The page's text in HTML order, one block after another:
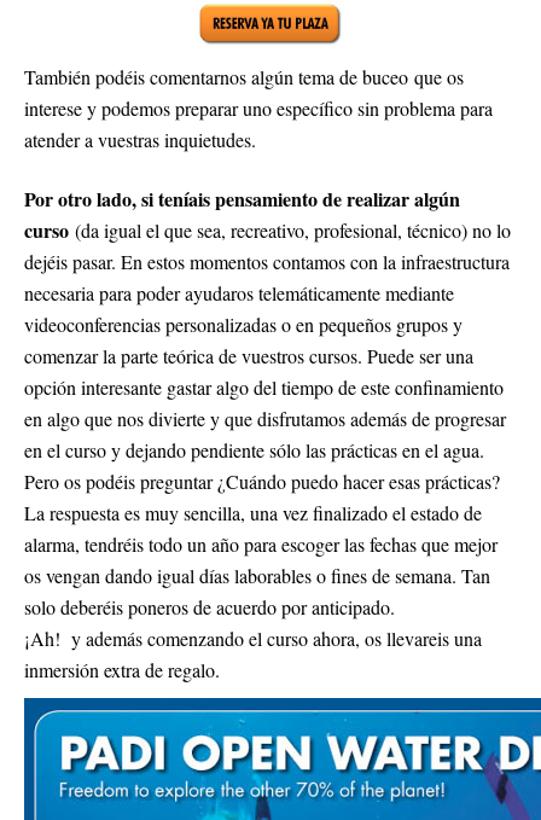
También podéis comentarnos algún tema de buceo que os
interese y podemos preparar uno específico sin problema para
atender a vuestras inquietudes.
Por otro lado, si teníais pensamiento de realizar algún
curso (da igual el que sea, recreativo, profesional, técnico) no lo
dejéis pasar. En estos momentos contamos con la infraestructura
necesaria para poder ayudaros telemáticamente mediante
videoconferencias personalizadas o en pequeños grupos y
comenzar la parte teórica de vuestros cursos. Puede ser una
opción interesante gastar algo del tiempo de este confinamiento
en algo que nos divierte y que disfrutamos además de progresar
en el curso y dejando pendiente sólo las prácticas en el agua.
Pero os podéis preguntar ¿Cuándo puedo hacer esas prácticas?
La respuesta es muy sencilla, una vez finalizado el estado de
alarma, tendréis todo un año para escoger las fechas que mejor
os vengan dando igual días laborables o fines de semana. Tan
solo deberéis poneros de acuerdo por anticipado.
¡Ah! y además comenzando el curso ahora, os llevareis una
inmersión extra de regalo.